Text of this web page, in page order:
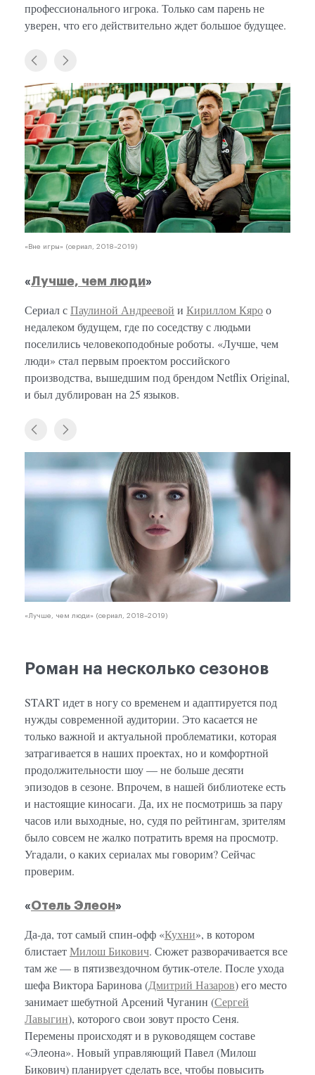
профессионального игрока. Только сам парень не
уверен, что его действительно ждет большое будущее.
«Вне игры» (сериал, 2018–2019)
«Лучше, чем люди»
Сериал сПаулиной Андреевой и Кириллом Кяроо
недалеком будущем, где по соседству с людьми
поселились человекоподобные роботы. «Лучше, чем
люди» стал первым проектом российского
производства, вышедшим под брендом Netflix Original,
и был дублирован на 25 языков.
«Лучше, чем люди» (сериал, 2018–2019)
Роман на несколько сезонов
START идет в ногу со временем и адаптируется под
нужды современной аудитории. Это касается не
только важной и актуальной проблематики, которая
затрагивается в наших проектах, но и комфортной
продолжительности шоу — не больше десяти
эпизодов в сезоне. Впрочем, в нашей библиотеке есть
и настоящие киносаги. Да, их не посмотришь за пару
часов или выходные, но, судя по рейтингам, зрителям
было совсем не жалко потратить время на просмотр.
Угадали, о каких сериалах мы говорим? Сейчас
проверим.
«Отель Элеон»
Да-да, тот самый спин-офф «Кухни», в котором
блистаетМилош Бикович. Сюжет разворачивается все
там же — в пятизвездочном бутик-отеле. После ухода
шефа Виктора Баринова (Дмитрий Назаров) его место
занимает шебутной Арсений Чуганин (Сергей
Лавыгин), которого свои зовут просто Сеня.
Перемены происходят и в руководящем составе
«Элеона». Новый управляющий Павел (Милош
Бикович) планирует сделать все, чтобы повысить